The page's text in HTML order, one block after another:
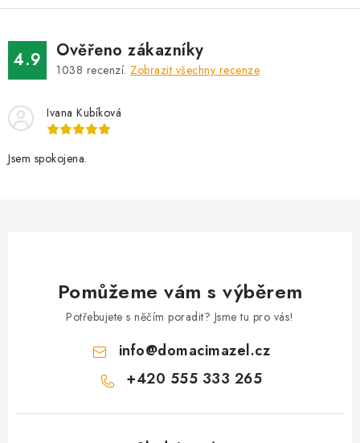
á
d
a
c
p
v
4.9 Ověřeno zákazníky
1038 recenzí. Zobrazit všechny recenze
Ivana Kubíková
Jsem spokojena.
Pomůžeme vám s výběrem
Potřebujete s něčím poradit? Jsme tu pro vás!
info@domacimazel.cz
+420 555 333 265